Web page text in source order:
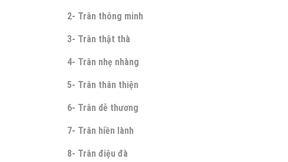
2- Trân thông minh
3- Trân thật thà
4- Trân nhẹ nhàng
5- Trân thân thiện
6- Trân dễ thương
7- Trân hiền lành
8- Trân điệu đà